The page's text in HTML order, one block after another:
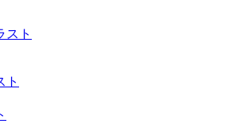
スト
ト